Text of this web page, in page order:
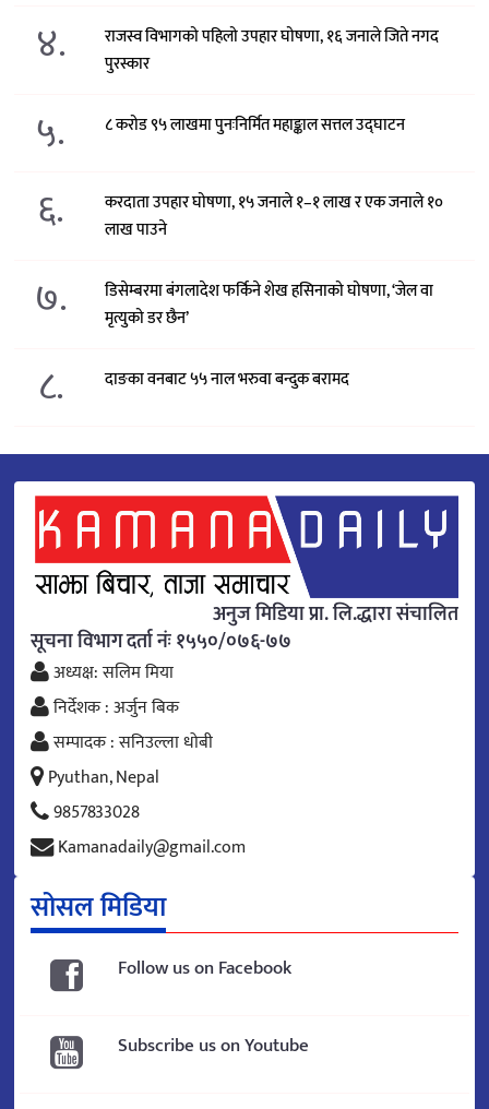
४.
राजस्व विभागको पहिलो उपहार घोषणा, १६ जनाले जिते नगद
पुरस्कार
५. ८ करोड ९५ लाखमा पुनःनिर्मित महाङ्काल सत्तल उद्घाटन
६.
करदाता उपहार घोषणा, १५ जनाले १–१ लाख र एक जनाले १०
लाख पाउने
७.
डिसेम्बरमा बंगलादेश फर्किने शेख हसिनाको घोषणा, ‘जेल वा
मृत्युको डर छैन’
८. दाङका वनबाट ५५ नाल भरुवा बन्दुक बरामद
अनुज मिडिया प्रा. लि.द्धारा संचालित
सूचना विभाग दर्ता नंः १५५०/०७६-७७
अध्यक्ष: सलिम मिया
निर्देशक : अर्जुन बिक
सम्पादक : सनिउल्ला धोबी
Pyuthan, Nepal
9857833028
Kamanadaily@gmail.com
सोसल मिडिया
Follow us on Facebook
Subscribe us on Youtube